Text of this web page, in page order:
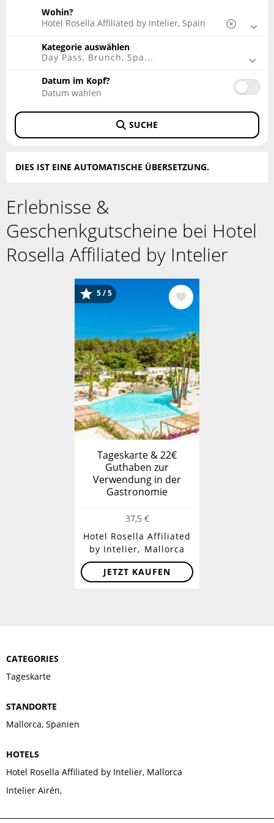
Mallorca, Spanien
Wohin?
Kategorie auswählen
Day Pass, Brunch, Spa...
Datum im Kopf?
SUCHE
DIES IST EINE AUTOMATISCHE ÜBERSETZUNG.
Erlebnisse &
Geschenkgutscheine bei Hotel
Rosella Affiliated by Intelier
Bild5 / 5
Tageskarte & 22€
Guthaben zur
Verwendung in der
Gastronomie
37,5 €
Hotel Rosella Affiliated
by Intelier
Mallorca
JETZT KAUFEN
CATEGORIES
Tageskarte
STANDORTE
Mallorca, Spanien
HOTELS
Hotel Rosella Affiliated by Intelier, Mallorca
Intelier Airén,